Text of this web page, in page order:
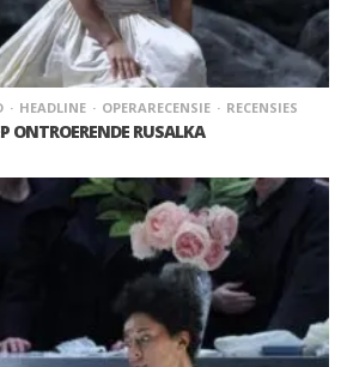
HEADLINE OPERARECENSIE RECENSIES
ONTROERENDE RUSALKA